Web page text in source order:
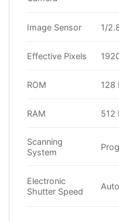
Image Sensor 1/
Effective Pixels
ROM 128
RAM 512
Scanning
System
Electronic
Shutter Speed